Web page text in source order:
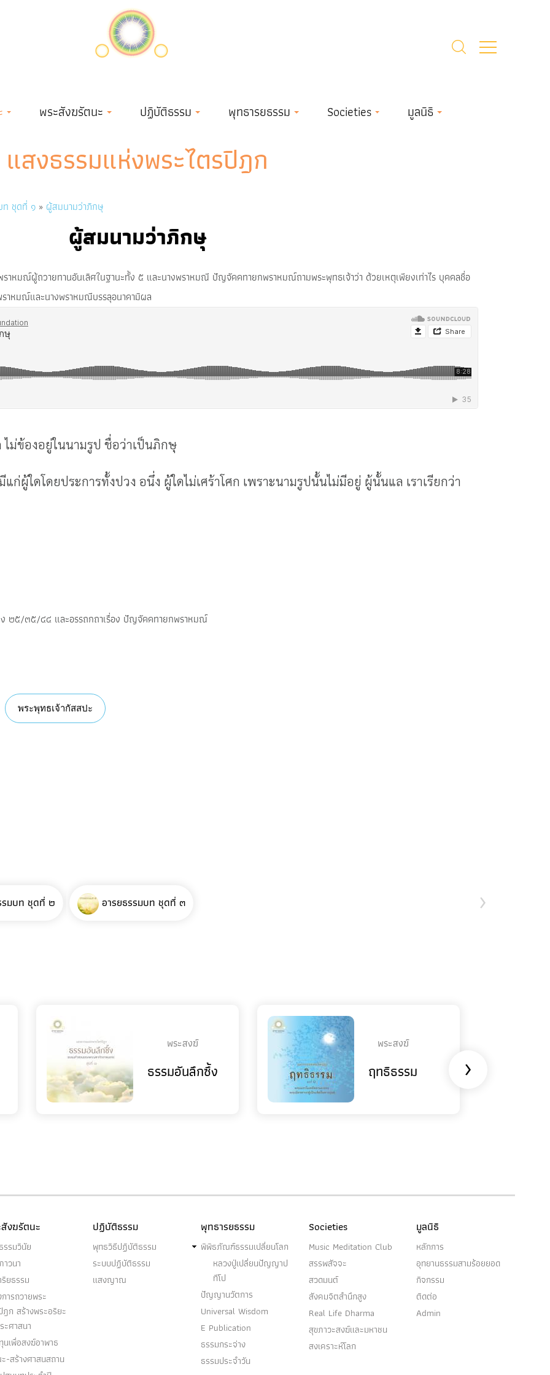
พระสังฆรัตนะ ปฏิบัติธรรม พุทธารยธรรม Societies มูลนิธิ
แสงธรรมแห่งพระไตรปิฎก
ท ชุดที่ ๑ ผู้สมนามว่าภิกษุ
ผู้สมนามว่าภิกษุ
าหมณ์ผู้ถวายทานอันเลิศในฐานะทั้ง ๕ และนางพราหมณี ปัญจัคคทายกพราหมณ์ถามพระพุทธเจ้าว่า ด้วยเหตุเพียงเท่าไร บุคคลชื่อ
าหมณ์และนางพราหมณีบรรลุอนาคามิผล
ม่ข้องอยู่ในนามรูป ชื่อว่าเป็นภิกษุ
ก่ผู้ใดโดยประการทั้งปวง อนึ่ง ผู้ใดไม่เศร้าโศก เพราะนามรูปนั้นไม่มีอยู่ ผู้นั้นแล เราเรียกว่า
๒๕/๓๕/๔๔ และอรรถกถาเรื่อง ปัญจัคคทายกพราหมณ์
พระพุทธเจ้ากัสสปะ
รมบท ชุดที่ ๒ อารยธรรมบท ชุดที่ ๓ ›
พระสงฆ์
ธรรมอันลึกซึ้ง
พระสงฆ์
ฤทธิธรรม ›
งฆรัตนะ
รรมวินัย
วนา
ยธรรม
ารถวายพระ
ฎก สร้างพระอริยะ
ะศาสนา
นเพื่อสงฆ์อาพาธ
-สร้างศาสนสถาน
ปฏิบัติธรรม
พุทธวิธีปฏิบัติธรรม
ระบบปฏิบัติธรรม
แสงญาณ
พุทธารยธรรม
พิพิธภัณฑ์ธรรมเปลี่ยนโลก
หลวงปู่เปลี่ยนปัญญาป
ทีโป
ปัญญานวัตการ
Universal Wisdom
E Publication
ธรรมกระจ่าง
ธรรมประจำวัน
Societies
Music Meditation Club
สรรพสัจจะ
สวดมนต์
สังคมจิตสำนึกสูง
Real Life Dharma
สุขภาวะสงฆ์และมหาชน
สงเคราะห์โลก
มูลนิธิ
หลักการ
อุทยานธรรมสามร้อยยอด
กิจกรรม
ติดต่อ
Admin